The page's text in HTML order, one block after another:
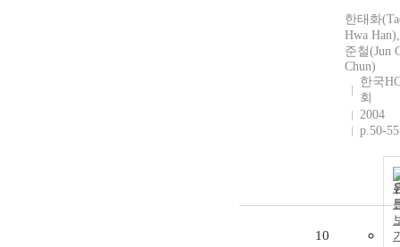
한태화
Hwa
준철(Jun
Chun)
한국
회
2004
p.50-55
10